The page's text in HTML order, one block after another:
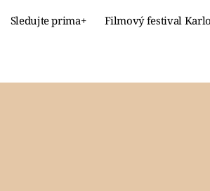
Sledujte prima+ Filmový festival